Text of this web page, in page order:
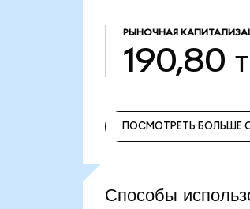
РЫНОЧНАЯ
190,80
ПОСМОТРЕТЬ БОЛЬШЕ
Способы